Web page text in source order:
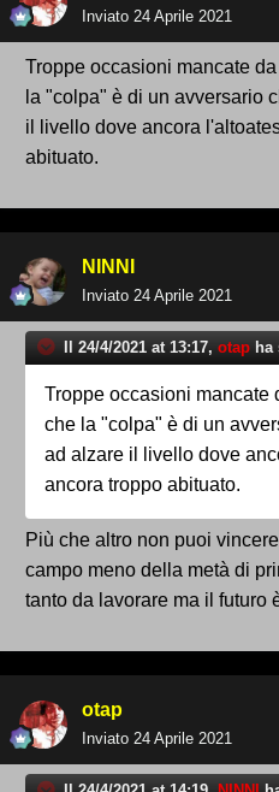
Inviato 24 Aprile 2021
Troppe occasioni mancate
la "colpa" è di un avversario
il livello dove ancora
abituato.
NINNI
Inviato 24 Aprile 2021
Il 24/4/2021 at 13:17, otap ha
Troppe occasioni mancate
che la "colpa" è di un
ad alzare il livello dove
ancora troppo abituato.
Più che altro non puoi
campo meno della metà di
tanto da lavorare ma il futuro
otap
Inviato 24 Aprile 2021